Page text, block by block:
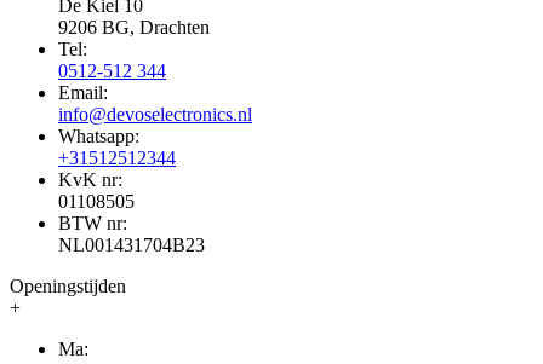
De Kiel 10
9206 BG, Drachten
Tel:
0512-512 344
Email:
info@devoselectronics.nl
Whatsapp:
+31512512344
KvK nr:
01108505
BTW nr:
NL001431704B23
Openingstijden
+
Ma: